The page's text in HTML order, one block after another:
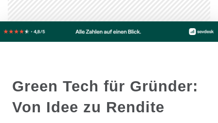
Green Tech für Gründer:
Von Idee zu Rendite